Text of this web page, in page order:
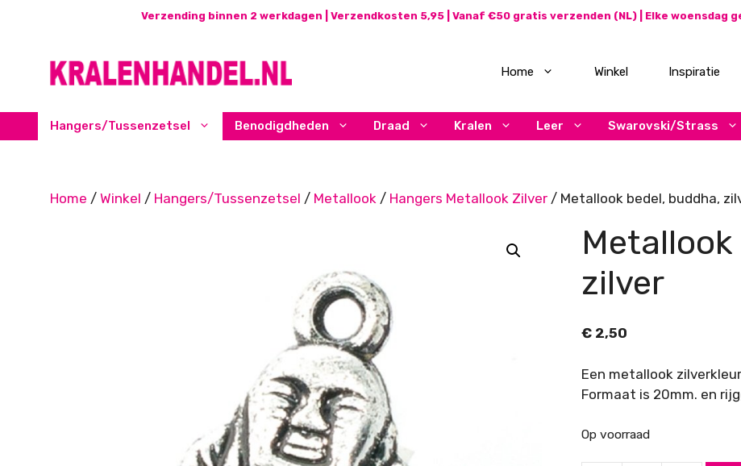
Verzending binnen 2 werkdagen | Verzendkosten 5,95 | Vanaf €50 gratis verzenden (NL) | Elke woensdag
Home Winkel Inspiratie
Hangers/Tussenzetsel Benodigdheden Draad Kralen Leer Swarovski/Strass
Home / Winkel / Hangers/Tussenzetsel / Metallook / Hangers Metallook Zilver / Metallook bedel, buddha,
zilver
€2,50
Een metallook
Formaat is 20mm. en
Op voorraad